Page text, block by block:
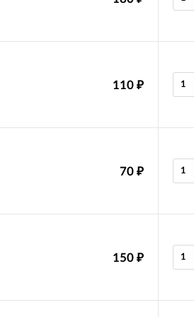
110 ₽
70 ₽
150 ₽